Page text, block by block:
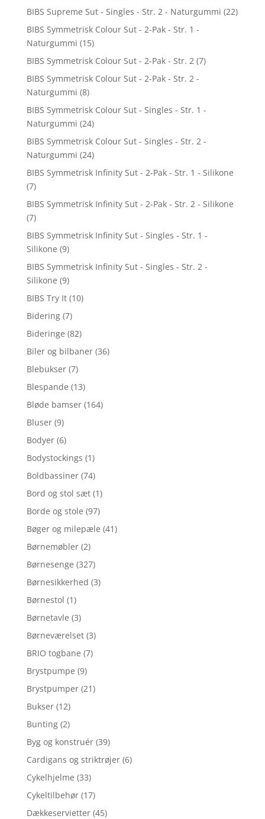
BIBS Supreme Sut - Singles - Str. 2 - Naturgummi (22)
BIBS Symmetrisk Colour Sut - 2-Pak - Str. 1 -
Naturgummi (15)
BIBS Symmetrisk Colour Sut - 2-Pak - Str. 2 (7)
BIBS Symmetrisk Colour Sut - 2-Pak - Str. 2 -
Naturgummi (8)
BIBS Symmetrisk Colour Sut - Singles - Str. 1 -
Naturgummi (24)
BIBS Symmetrisk Colour Sut - Singles - Str. 2 -
Naturgummi (24)
BIBS Symmetrisk Infinity Sut - 2-Pak - Str. 1 - Silikone
(7)
BIBS Symmetrisk Infinity Sut - 2-Pak - Str. 2 - Silikone
(7)
BIBS Symmetrisk Infinity Sut - Singles - Str. 1 -
Silikone (9)
BIBS Symmetrisk Infinity Sut - Singles - Str. 2 -
Silikone (9)
BIBS Try It (10)
Bidering (7)
Bideringe (82)
Biler og bilbaner (36)
Blebukser (7)
Blespande (13)
Bløde bamser (164)
Bluser (9)
Bodyer (6)
Bodystockings (1)
Boldbassiner (74)
Bord og stol sæt (1)
Borde og stole (97)
Bøger og milepæle (41)
Børnemøbler (2)
Børnesenge (327)
Børnesikkerhed (3)
Børnestol (1)
Børnetavle (3)
Børneværelset (3)
BRIO togbane (7)
Brystpumpe (9)
Brystpumper (21)
Bukser (12)
Bunting (2)
Byg og konstruér (39)
Cardigans og striktrøjer (6)
Cykelhjelme (33)
Cykeltilbehør (17)
Dækkeservietter (45)